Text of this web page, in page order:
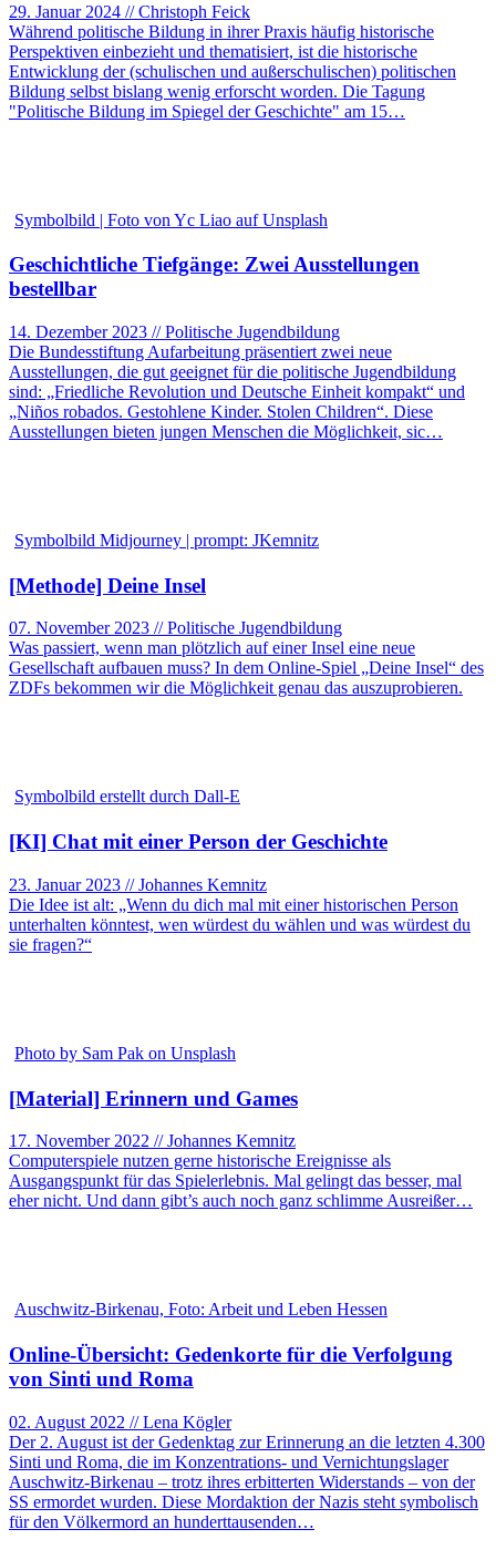
29. Januar 2024 // Christoph Feick
Während politische Bildung in ihrer Praxis häufig historische
Perspektiven einbezieht und thematisiert, ist die historische
Entwicklung der (schulischen und außerschulischen) politischen
Bildung selbst bislang wenig erforscht worden. Die Tagung
"Politische Bildung im Spiegel der Geschichte" am 15…
Symbolbild | Foto von Yc Liao auf Unsplash
Geschichtliche Tiefgänge: Zwei Ausstellungen
bestellbar
14. Dezember 2023 // Politische Jugendbildung
Die Bundesstiftung Aufarbeitung präsentiert zwei neue
Ausstellungen, die gut geeignet für die politische Jugendbildung
sind: „Friedliche Revolution und Deutsche Einheit kompakt“ und
„Niños robados. Gestohlene Kinder. Stolen Children“. Diese
Ausstellungen bieten jungen Menschen die Möglichkeit, sic…
Symbolbild Midjourney | prompt: JKemnitz
[Methode] Deine Insel
07. November 2023 // Politische Jugendbildung
Was passiert, wenn man plötzlich auf einer Insel eine neue
Gesellschaft aufbauen muss? In dem Online-Spiel „Deine Insel“ des
ZDFs bekommen wir die Möglichkeit genau das auszuprobieren.
Symbolbild erstellt durch Dall-E
[KI] Chat mit einer Person der Geschichte
23. Januar 2023 // Johannes Kemnitz
Die Idee ist alt: „Wenn du dich mal mit einer historischen Person
unterhalten könntest, wen würdest du wählen und was würdest du
sie fragen?“
Photo by Sam Pak on Unsplash
[Material] Erinnern und Games
17. November 2022 // Johannes Kemnitz
Computerspiele nutzen gerne historische Ereignisse als
Ausgangspunkt für das Spielerlebnis. Mal gelingt das besser, mal
eher nicht. Und dann gibt’s auch noch ganz schlimme Ausreißer…
Auschwitz-Birkenau, Foto: Arbeit und Leben Hessen
Online-Übersicht: Gedenkorte für die Verfolgung
von Sinti und Roma
02. August 2022 // Lena Kögler
Der 2. August ist der Gedenktag zur Erinnerung an die letzten 4.300
Sinti und Roma, die im Konzentrations- und Vernichtungslager
Auschwitz-Birkenau – trotz ihres erbitterten Widerstands – von der
SS ermordet wurden. Diese Mordaktion der Nazis steht symbolisch
für den Völkermord an hunderttausenden…